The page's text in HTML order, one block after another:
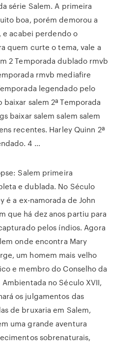
série Salem. A primeira
boa, porém demorou a
e acabei perdendo o
quem curte o tema, vale a
2 Temporada dublado rmvb
rmvb mediafire
legendado pelo
salem 2ª Temporada
baixar salem salem salem
recentes. Harley Quinn 2ª
4 …
Salem primeira
e dublada. No Século
é a ex-namorada de John
que há dez anos partiu para
pelos índios. Agora
onde encontra Mary
um homem mais velho
e membro do Conselho da
no Século XVII,
os julgamentos das
de bruxaria em Salem,
uma grande aventura
sobrenaturais,